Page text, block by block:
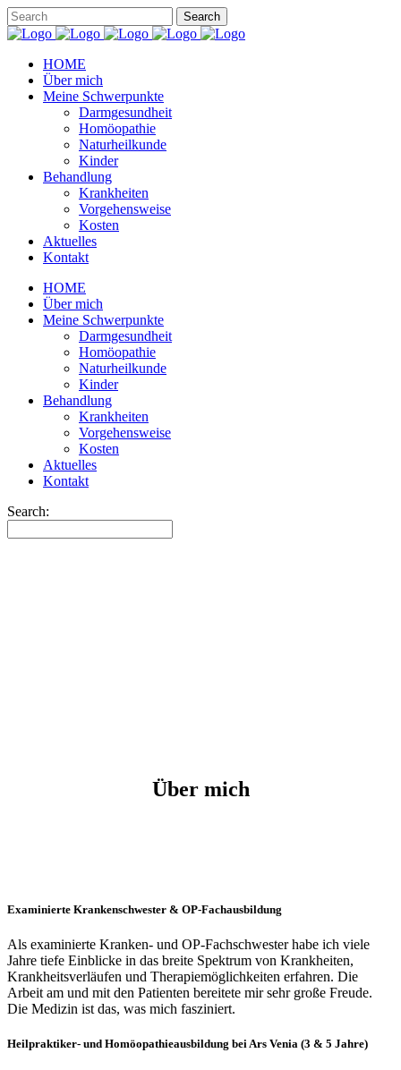
HOME
Über mich
Meine Schwerpunkte
Darmgesundheit
Homöopathie
Naturheilkunde
Kinder
Behandlung
Krankheiten
Vorgehensweise
Kosten
Aktuelles
Kontakt
HOME
Über mich
Meine Schwerpunkte
Darmgesundheit
Homöopathie
Naturheilkunde
Kinder
Behandlung
Krankheiten
Vorgehensweise
Kosten
Aktuelles
Kontakt
Search:
Über mich
Examinierte Krankenschwester & OP-Fachausbildung
Als examinierte Kranken- und OP-Fachschwester habe ich viele
Jahre tiefe Einblicke in das breite Spektrum von Krankheiten,
Krankheitsverläufen und Therapiemöglichkeiten erfahren. Die
Arbeit am und mit den Patienten bereitete mir sehr große Freude.
Die Medizin ist das, was mich fasziniert.
Heilpraktiker- und Homöopathieausbildung bei Ars Venia (3 & 5 Jahre)